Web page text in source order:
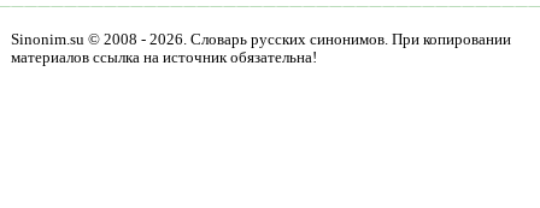
Sinonim.su © 2008 - 2026. Словарь русских синонимов. При копировании
материалов ссылка на источник обязательна!